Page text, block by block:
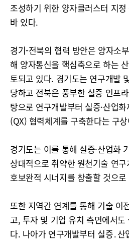
조성하기 위한 양자클러스터 지
바 있다.
경기-전북의 협력 방안은 양자소
해 양자통신을 핵심축으로 하는
토되고 있다. 경기도는 연구개발
당하고 전북은 풍부한 실증 인프
탕으로 연구개발부터 실증·산업
(QX) 협력체계를 구축한다는 구
경기도는 이를 통해 실증·산업화
상대적으로 취약한 원천기술 연
호보완적 시너지를 창출할 것으
또한 지역간 연계를 통해 기술 이
고, 투자 및 기업 유치 측면에서
다. 나아가 연구개발부터 실증․